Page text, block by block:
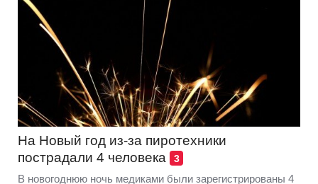
На Новый год из-за пиротехники
пострадали 4 человека
3
В новогоднюю ночь медиками были зарегистрированы 4